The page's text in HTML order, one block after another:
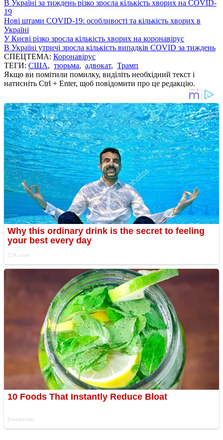
В Україні за тиждень різко зросла кількість хворих на COVID-
19
Нові штами COVID-19: особливості та кількість хворих в
Україні
У Києві різко зросла кількість хворих на коронавірус
В Україні утричі зросла кількість випадків COVID за тиждень
СПЕЦТЕМА: Коронавірус
ТЕГИ: США, тюрьма, адвокат, Трамп
Якщо ви помітили помилку, виділіть необхідний текст і
натисніть Ctrl + Enter, щоб повідомити про це редакцію.